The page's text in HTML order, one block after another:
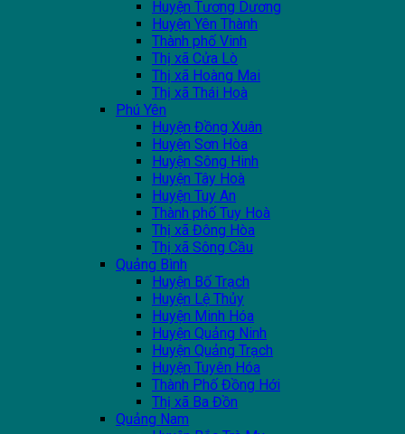
Huyện Tương Dương
Huyện Yên Thành
Thành phố Vinh
Thị xã Cửa Lò
Thị xã Hoàng Mai
Thị xã Thái Hoà
Phú Yên
Huyện Đồng Xuân
Huyện Sơn Hòa
Huyện Sông Hinh
Huyện Tây Hoà
Huyện Tuy An
Thành phố Tuy Hoà
Thị xã Đông Hòa
Thị xã Sông Cầu
Quảng Bình
Huyện Bố Trạch
Huyện Lệ Thủy
Huyện Minh Hóa
Huyện Quảng Ninh
Huyện Quảng Trạch
Huyện Tuyên Hóa
Thành Phố Đồng Hới
Thị xã Ba Đồn
Quảng Nam